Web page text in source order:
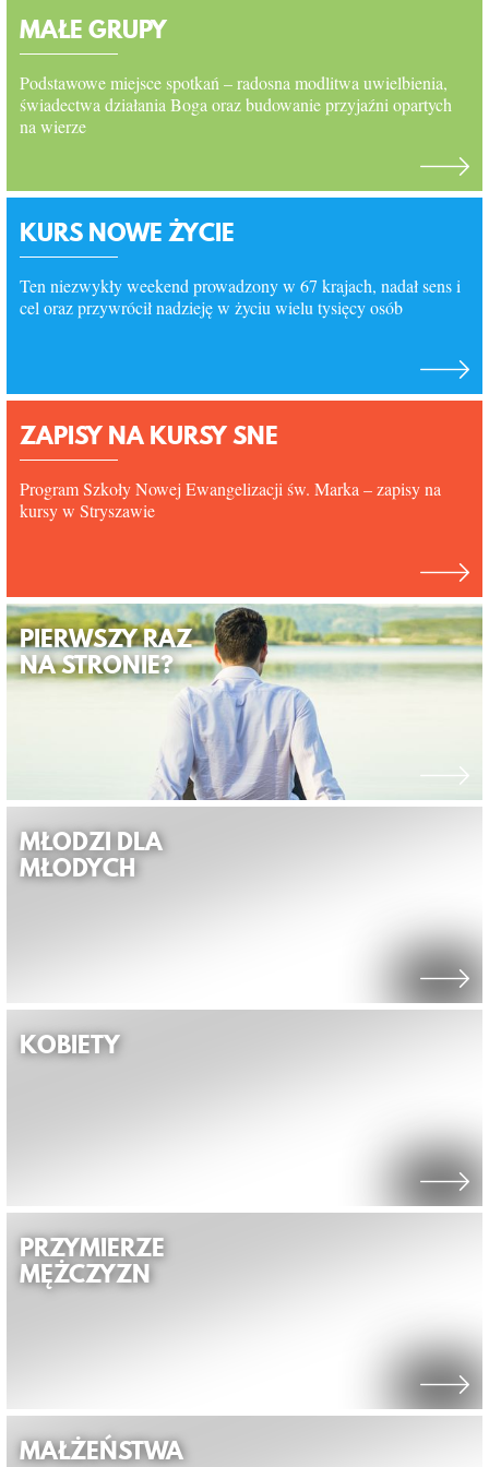
KONTAKT
MAŁE GRUPY
Podstawowe miejsce spotkań – radosna modlitwa uwielbienia,
świadectwa działania Boga oraz budowanie przyjaźni opartych
na wierze
KURS NOWE ŻYCIE
Ten niezwykły weekend prowadzony w 67 krajach, nadał sens i
cel oraz przywrócił nadzieję w życiu wielu tysięcy osób
ZAPISY NA KURSY SNE
Program Szkoły Nowej Ewangelizacji św. Marka – zapisy na
kursy w Stryszawie
PIERWSZY RAZ
NA STRONIE?
MŁODZI DLA
MŁODYCH
KOBIETY
PRZYMIERZE
MĘŻCZYZN
MAŁŻEŃSTWA